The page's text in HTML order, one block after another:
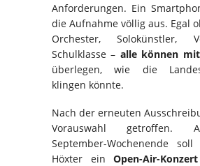
Anforderungen. Ein
die Aufnahme völlig aus. Egal
Orchester, Solokünstler,
Schulklasse – alle können
überlegen, wie die
klingen könnte.
Nach der erneuten
Vorauswahl getroffen.
September-Wochenende
Höxter ein Open-Air-Konzert